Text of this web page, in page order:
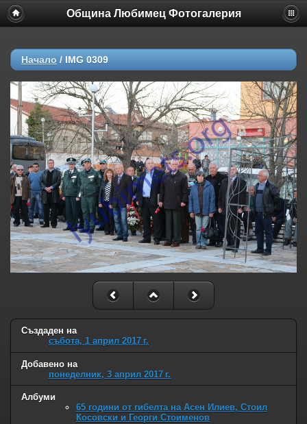
Община Любимец Фотогалерия
Начало / IMG 0309
Създаден на
събота, 1 април 2017 г.
Добавено на
понеделник, 3 април 2017 г.
Албуми
65 години от гибелта на Асен Илиев, Стоил
Косовски и Георги Стоименов